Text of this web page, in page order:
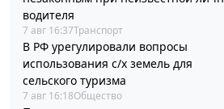
водителя
7 авг 16:37Транспорт
В РФ урегулировали вопросы
использования с/х земель для
сельского туризма
7 авг 16:18Общество